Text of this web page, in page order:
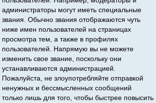
администраторы могут иметь специальные
звания. Обычно звания отображаются чуть
ниже имен пользователей на страницах
просмотра тем, а также в профилях
пользователей. Напрямую вы не можете
изменить свое звание, поскольку они
устанавливаются администрацией.
Пожалуйста, не злоупотребляйте отправкой
ненужных и бессмысленных сообщений
только лишь для того, чтобы быстрее повысить